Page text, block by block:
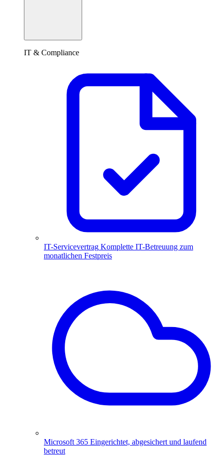
IT & Compliance
IT-Servicevertrag Komplette IT-Betreuung zum
monatlichen Festpreis
Microsoft 365 Eingerichtet, abgesichert und laufend
betreut